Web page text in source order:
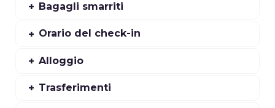
Bagagli smarriti
Orario del check-in
Alloggio
Trasferimenti